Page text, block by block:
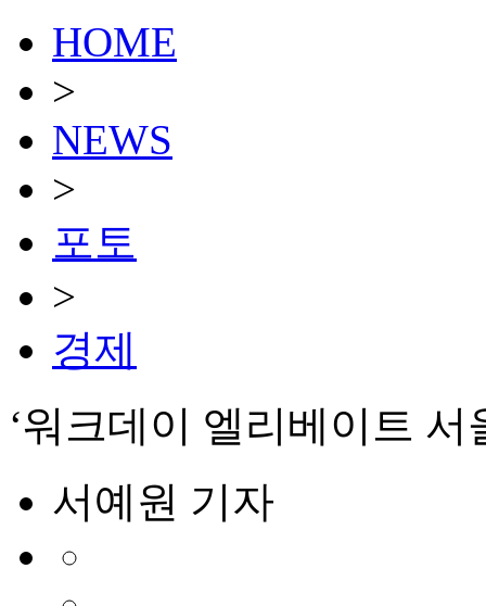
HOME
>
NEWS
>
포토
>
경제
‘워크데이 엘리베이트
서예원 기자